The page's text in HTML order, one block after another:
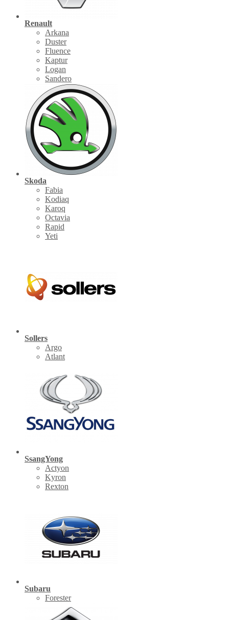
Renault
Arkana
Duster
Fluence
Kaptur
Logan
Sandero
Skoda
Fabia
Kodiaq
Karoq
Octavia
Rapid
Yeti
Sollers
Argo
Atlant
SsangYong
Actyon
Kyron
Rexton
Subaru
Forester